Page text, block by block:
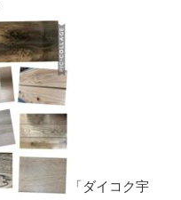
「ダイコク宇